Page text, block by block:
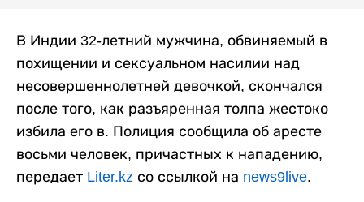
В Индии 32-летний мужчина, обвиняемый в
похищении и сексуальном насилии над
несовершеннолетней девочкой, скончался
после того, как разъяренная толпа жестоко
избила его в. Полиция сообщила об аресте
восьми человек, причастных к нападению,
передает Liter.kz со ссылкой на news9live.